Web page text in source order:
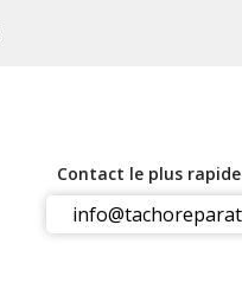
Contact le plus